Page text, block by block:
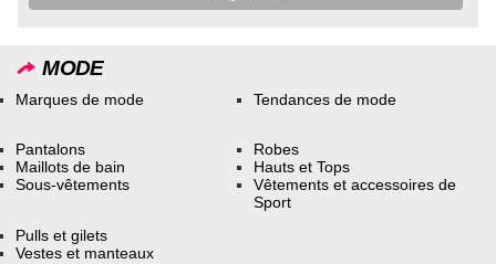
MODE
Marques de mode Tendances de mode
Pantalons
Maillots de bain
Sous-vêtements
Robes
Hauts et Tops
Vêtements et accessoires de
Sport
Pulls et gilets
Vestes et manteaux